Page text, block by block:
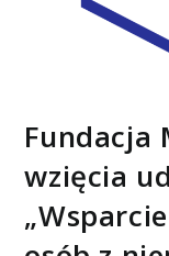
Fundacja
wzięcia